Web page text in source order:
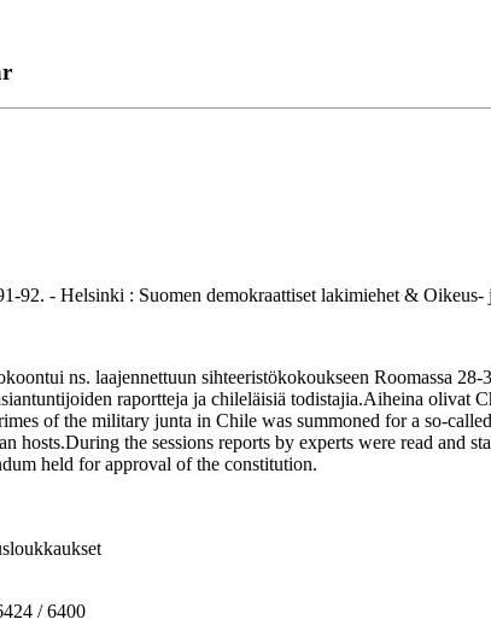
- Helsinki : Suomen demokraattiset lakimiehet &
ns. laajennettuun sihteeristökokoukseen Roomassa
raportteja ja chileläisiä todistajia.Aiheina olivat
of the military junta in Chile was summoned for a so-
the sessions reports by experts were read and
held for approval of the constitution.
/ 6400